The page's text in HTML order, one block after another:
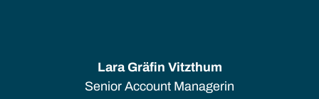
Lara Gräfin Vitzthum
Senior Account Managerin